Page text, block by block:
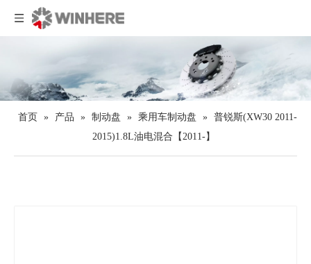
首页 » 产品 » 制动盘 » 乘用车制动盘 » 普锐斯(XW30 2011-
2015)1.8L油电混合【2011-】